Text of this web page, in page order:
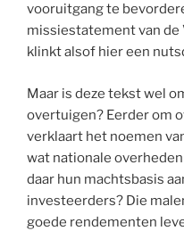
vooruitgang te
missiestatement van de
klinkt alsof hier een
Maar is deze tekst wel
overtuigen? Eerder om
verklaart het noemen
wat nationale
daar hun machtsbasis
investeerders? Die
goede rendementen